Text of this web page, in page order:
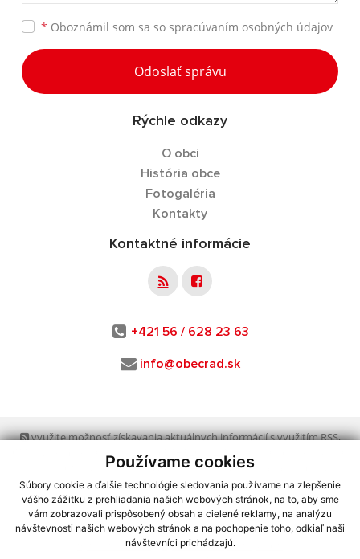
Používame cookies
Súbory cookie a ďalšie technológie sledovania používame na zlepšenie
vášho zážitku z prehliadania našich webových stránok, na to, aby sme
vám zobrazovali prispôsobený obsah a cielené reklamy, na analýzu
návštevnosti našich webových stránok a na pochopenie toho, odkiaľ naši
návštevníci prichádzajú.
* Oboznámil som sa so spracúvaním osobných údajov
Odoslať správu
Rýchle odkazy
O obci
História obce
Fotogaléria
Kontakty
Kontaktné informácie
+421 56 / 628 23 63
info@obecrad.sk
využite možnosť získavania aktuálnych informácií s využitím RSS,
CMS systém (redakčný) systém ECHELON 2, Mapa stránok
webex.digital, s.r.o.,domény,registrácia domény
spoločnosť webex.digital, s.r.o.,technický prevádzkovateľ
Posledná aktualizácia:03.08.2026
Vytlačiť stránku|Vyhlásenie o prístupnosti